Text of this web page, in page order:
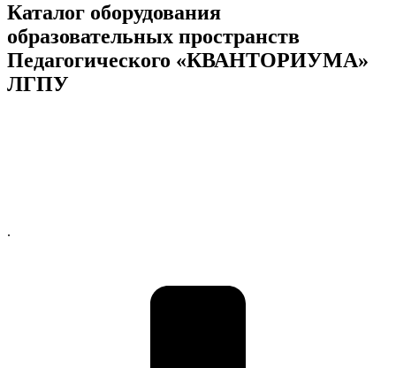
Каталог оборудования
образовательных пространств
Педагогического «КВАНТОРИУМА»
ЛГПУ
.